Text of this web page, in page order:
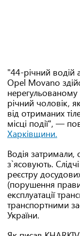
"44-річний водій
Opel Movano
нерегульованому
річний чоловік,
від отриманих
місці події", —
Харківщини.
Водія
з`ясовують.
реєстру
(порушення
експлуатації
транспортними
України.